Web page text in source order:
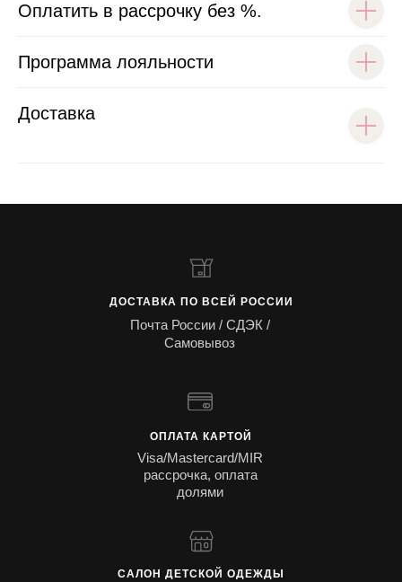
Оплатить в рассрочку без %.
Программа лояльности
Доставка
ОПЛАТА КАРТОЙ
Visa/Mastercard/MIR
рассрочка, оплата
долями
ДОСТАВКА ПО ВСЕЙ РОССИИ
Почта России / СДЭК /
Самовывоз
САЛОН ДЕТСКОЙ ОДЕЖДЫ